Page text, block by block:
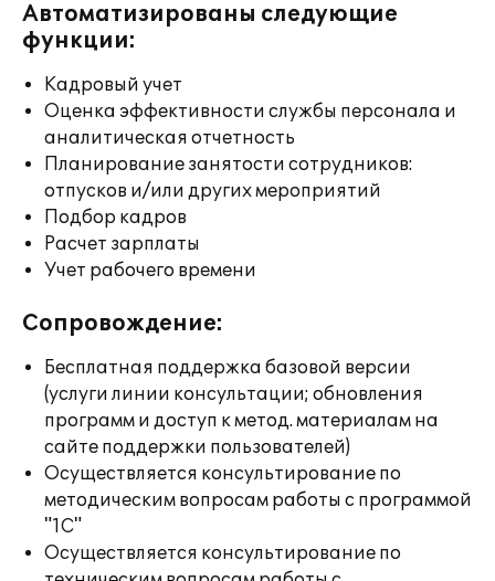
Автоматизированы следующие
функции:
Кадровый учет
Оценка эффективности службы персонала и
аналитическая отчетность
Планирование занятости сотрудников:
отпусков и/или других мероприятий
Подбор кадров
Расчет зарплаты
Учет рабочего времени
Сопровождение:
Бесплатная поддержка базовой версии
(услуги линии консультации; обновления
программ и доступ к метод. материалам на
сайте поддержки пользователей)
Осуществляется консультирование по
методическим вопросам работы с программой
"1С"
Осуществляется консультирование по